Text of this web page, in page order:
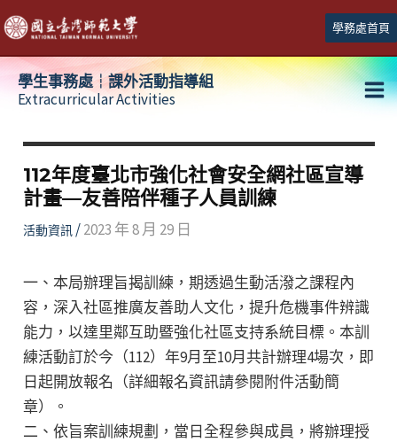
跳
至
主
學務處首頁
學生事務處┆課外活動指導組
Extracurricular Activities
112年度臺北市強化社會安全網社區宣導
計畫—友善陪伴種子人員訓練
活動資訊/2023 年 8 月 29 日
一、本局辦理旨揭訓練，期透過生動活潑之課程內
容，深入社區推廣友善助人文化，提升危機事件辨識
能力，以達里鄰互助暨強化社區支持系統目標。本訓
練活動訂於今（112）年9月至10月共計辦理4場次，即
日起開放報名（詳細報名資訊請參閱附件活動簡
章）。
二、依旨案訓練規劃，當日全程參與成員，將辦理授